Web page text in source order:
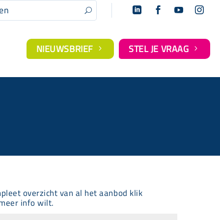
U    
NIEUWSBRIEF 5 STEL JE VRAAG 5
overzicht van al het aanbod klik
info wilt.